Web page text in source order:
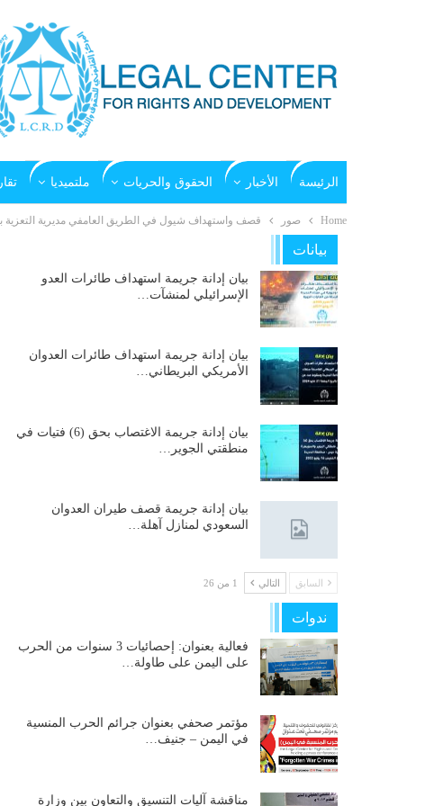
الرئيسة الأخبار الحقوق والحريات ملتميديا
Home صور قصف واستهداف شيول في الطريق العامفي مديرية التعزية بمحافظة
بيانات
بيان إدانة جريمة استهداف طائرات العدو
الإسرائيلي لمنشآت…
بيان إدانة جريمة استهداف طائرات العدوان
الأمريكي البريطاني…
بيان إدانة جريمة الاغتصاب بحق (6) فتيات في
منطقتي الجوير…
بيان إدانة جريمة قصف طيران العدوان
السعودي لمنازل آهلة…
السابق التالي 1 من 26
ندوات
فعالية بعنوان: إحصائيات 3 سنوات من الحرب
على اليمن على طاولة…
مؤتمر صحفي بعنوان جرائم الحرب المنسية
في اليمن – جنيف…
مناقشة آليات التنسيق والتعاون بين وزارة